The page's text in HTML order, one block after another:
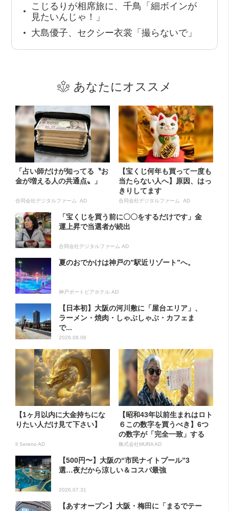
こじるりが相席旅に、千鳥「細ボインが
見たいんじゃ！」
大島優子、セクシー衣裳「撮らないで」
あなたにオススメ
「占い師だけが知ってる〝お
金が増える人の共通点〟」
合同会社デジタルファーム AD
【宝くじ何年も買って一度も
当たらない人へ】原因、はっ
きりしてます
合同会社デジタルファーム AD
「宝くじを買う前に〇〇をするだけです」金
運上昇で当選者が続出
合同会社デジタルファーム AD
夏のおでかけは神戸の”駅近リゾート”へ。
神戸ポートピアホテル AD
【日本初】大阪の河川敷に「屋台エリア」、
ラーメン・焼肉・しゃぶしゃぶ・カフェま
で...
2026.08.06
【1ヶ月以内に大金持ちにな
りたい人だけ見て下さい】
Il Sereno AD
【昭和43年以前生まれはロト
６この数字を買うべき】6つ
の数字が「完全一致」する
方...
株式会社MURA AD
【500円〜】大阪の“市民ナイトプール”3
選…夜だから涼しい＆コスパ最強
2026.07.31
【あすオープン】大阪・梅田に「まるでテー